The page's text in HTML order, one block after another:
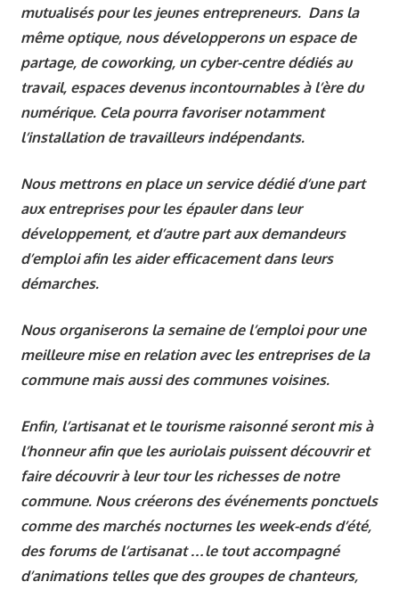
mutualisés pour les jeunes entrepreneurs. Dans la
même optique, nous développerons un espace de
partage, de coworking, un cyber-centre dédiés au
travail, espaces devenus incontournables à l’ère du
numérique. Cela pourra favoriser notamment
l’installation de travailleurs indépendants.
Nous mettrons en place un service dédié d’une part
aux entreprises pour les épauler dans leur
développement, et d’autre part aux demandeurs
d’emploi afin les aider efficacement dans leurs
démarches.
Nous organiserons la semaine de l’emploi pour une
meilleure mise en relation avec les entreprises de la
commune mais aussi des communes voisines.
Enfin, l’artisanat et le tourisme raisonné seront mis à
l’honneur afin que les auriolais puissent découvrir et
faire découvrir à leur tour les richesses de notre
commune. Nous créerons des événements ponctuels
comme des marchés nocturnes les week-ends d’été,
des forums de l’artisanat …le tout accompagné
d’animations telles que des groupes de chanteurs,